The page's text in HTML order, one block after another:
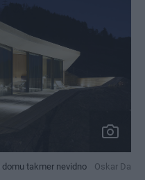
takmer nevidno
Oskar Da